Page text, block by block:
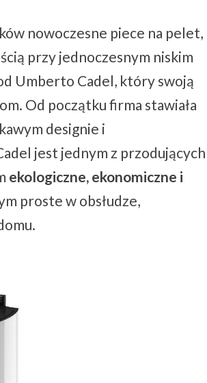
nowoczesne piece na pelet,
przy jednoczesnym niskim
Umberto Cadel, który swoją
Od początku firma stawiała
designie i
jest jednym z przodujących
ekologiczne, ekonomiczne i
proste w obsłudze,